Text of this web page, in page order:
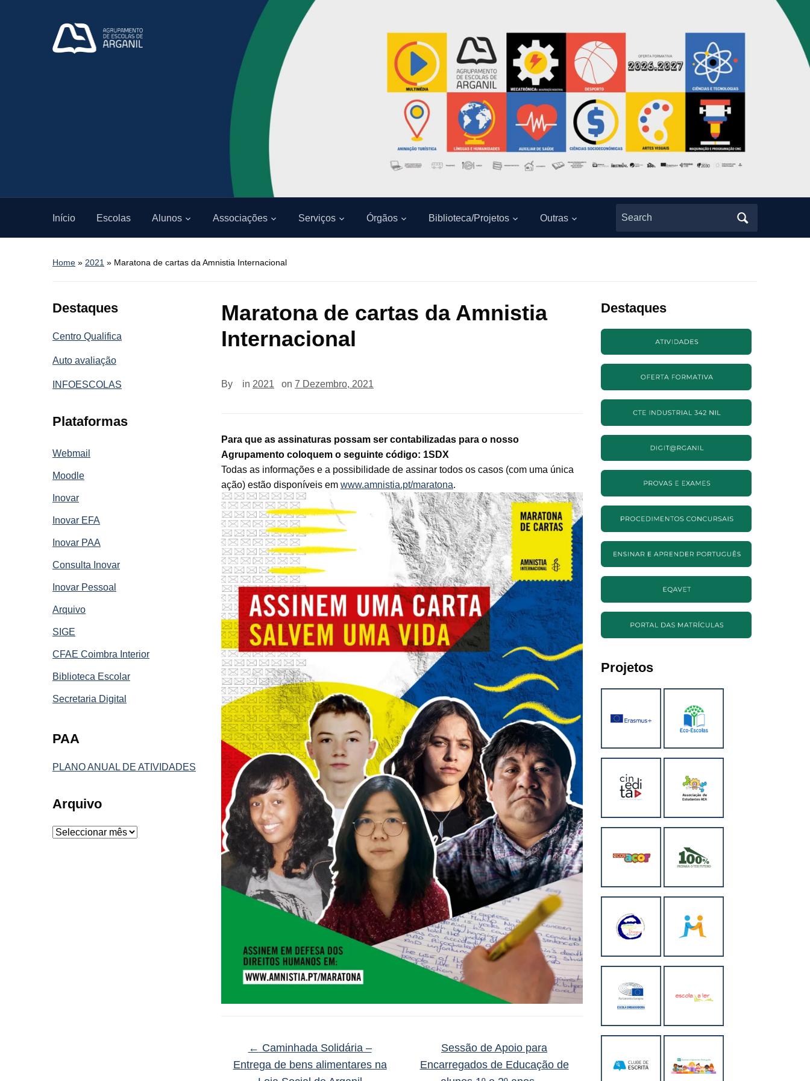
Início Escolas Alunos Associações Serviços Órgãos Biblioteca/Projetos Outras
Search
for:
Home » 2021 » Maratona de cartas da Amnistia Internacional
Destaques
Centro Qualifica
Auto avaliação
INFOESCOLAS
Plataformas
Webmail
Moodle
Inovar
Inovar EFA
Inovar PAA
Consulta Inovar
Inovar Pessoal
Arquivo
SIGE
CFAE Coimbra Interior
Biblioteca Escolar
Secretaria Digital
PAA
PLANO ANUAL DE ATIVIDADES
Arquivo
Arquivo
Maratona de cartas da Amnistia
Internacional
By in 2021 on 7 Dezembro, 2021
Para que as assinaturas possam ser contabilizadas para o nosso
Agrupamento coloquem o seguinte código: 1SDX
Todas as informações e a possibilidade de assinar todos os casos (com uma única
ação) estão disponíveis em www.amnistia.pt/maratona.
← Caminhada Solidária –
Entrega de bens alimentares na
Sessão de Apoio para
Encarregados de Educação de
Destaques
Projetos